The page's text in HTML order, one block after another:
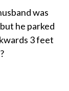
was
he parked
3 feet